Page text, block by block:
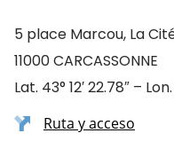
5 place Marcou, La
11000 CARCASSONNE
Lat. 43° 12′ 22.78″ – Lon.
Ruta y acceso